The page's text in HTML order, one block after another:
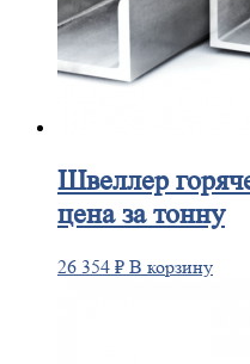
Швеллер
цена за тонну
26 354 ₽ В корзину